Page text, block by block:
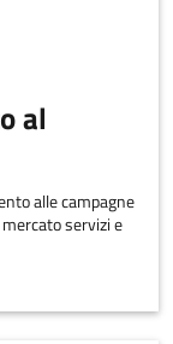
al
alle campagne
servizi e